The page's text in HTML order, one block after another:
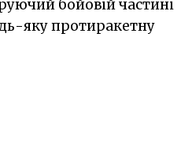
бойовій частині
яку протиракетну